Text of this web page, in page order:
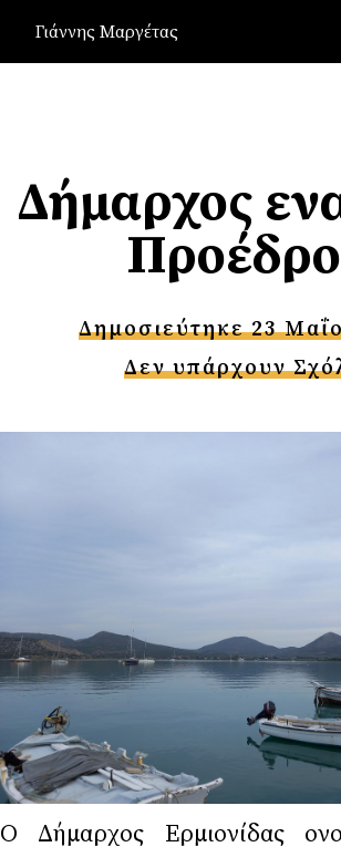
Γιάννης Μαργέτας
Δήμαρχος
Δημοσιεύτηκε 23
Δεν υπάρχουν
Ο Δήμαρχος Ερμιονίδας